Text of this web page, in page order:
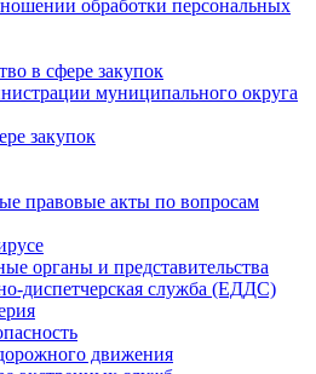
обработки персональных
в сфере закупок
муниципального округа
закупок
правовые акты по вопросам
органы и представительства
диспетчерская служба (ЕДДС)
движения